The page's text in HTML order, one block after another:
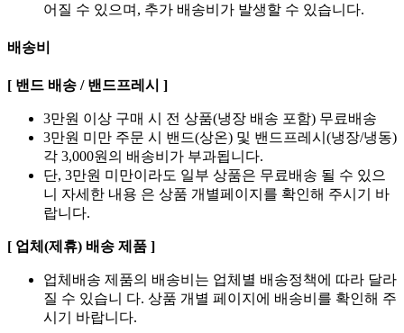
어질 수 있으며, 추가 배송비가 발생할 수 있습니다.
배송비
[ 밴드 배송 / 밴드프레시 ]
3만원 이상 구매 시 전 상품(냉장 배송 포함) 무료배송
3만원 미만 주문 시 밴드(상온) 및 밴드프레시(냉장/냉동)
각 3,000원의 배송비가 부과됩니다.
단, 3만원 미만이라도 일부 상품은 무료배송 될 수 있으
니 자세한 내용 은 상품 개별페이지를 확인해 주시기 바
랍니다.
[ 업체(제휴) 배송 제품 ]
업체배송 제품의 배송비는 업체별 배송정책에 따라 달라
질 수 있습니 다. 상품 개별 페이지에 배송비를 확인해 주
시기 바랍니다.